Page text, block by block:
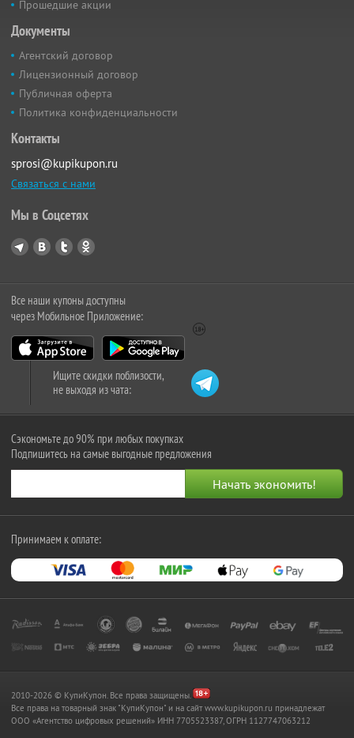
Прошедшие акции
Документы
Агентский договор
Лицензионный договор
Публичная оферта
Политика конфиденциальности
Контакты
sprosi@kupikupon.ru
Связаться с нами
Мы в Соцсетях
Все наши купоны доступны
через Мобильное Приложение:
Ищите скидки поблизости,
не выходя из чата:
Сэкономьте до 90% при любых покупках
Подпишитесь на самые выгодные предложения
Принимаем к оплате:
2010-2026 © КупиКупон. Все права защищены.
Все права на товарный знак "КупиКупон" и на сайт www.kupikupon.ru принадлежат
OOO «Агентство цифровых решений» ИНН 7705523387, ОГРН 1127747063212